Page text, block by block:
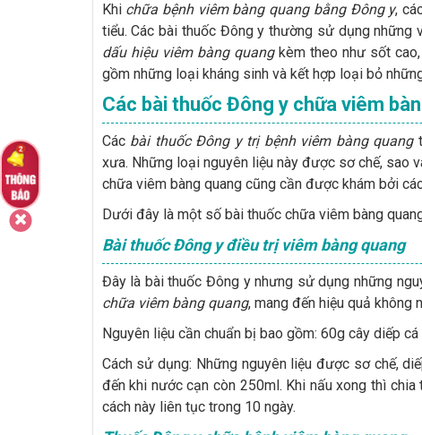
Khi chữa bệnh viêm bàng quang bằng Đông y,
tiểu. Các bài thuốc Đông y thường sử dụng những
dấu hiệu viêm bàng quangkèm theo như sốt
gồm những loại kháng sinh và kết hợp loại bỏ
Các bài thuốc Đông y chữa viêm
Các bài thuốc Đông y trị bệnh viêm bàng quang
xưa. Những loại nguyên liệu này được sơ chế, sao
chữa viêm bàng quang cũng cần được khám bởi
Dưới đây là một số bài thuốc chữa viêm bàng
Bài thuốc Đông y điều trị viêm bàng quang
Đây là bài thuốc Đông y nhưng sử dụng những
chữa viêm bàng quang, mang đến hiệu quả không
Nguyên liệu cần chuẩn bị bao gồm: 60g cây diếp
Cách sử dụng: Những nguyên liệu được sơ chế,
đến khi nước cạn còn 250ml. Khi nấu xong thì
cách này liên tục trong 10 ngày.